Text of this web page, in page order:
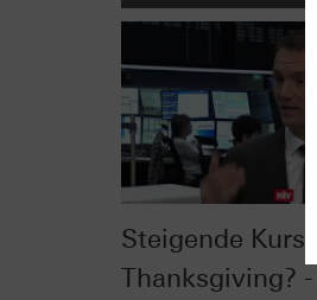
Steigende Kurse
Thanksgiving?